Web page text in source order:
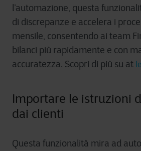
l’automazione, questa
di discrepanze e accelera i
mensile, consentendo ai team
bilanci più rapidamente e con
accuratezza. Scopri di più su at
Importare le istruzioni
dai clienti
Questa funzionalità mira ad